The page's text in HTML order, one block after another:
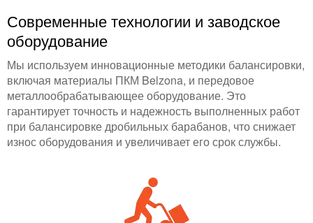
Современные технологии и заводское
оборудование
Мы используем инновационные методики балансировки,
включая материалы ПКМ Belzona, и передовое
металлообрабатывающее оборудование. Это
гарантирует точность и надежность выполненных работ
при балансировке дробильных барабанов, что снижает
износ оборудования и увеличивает его срок службы.